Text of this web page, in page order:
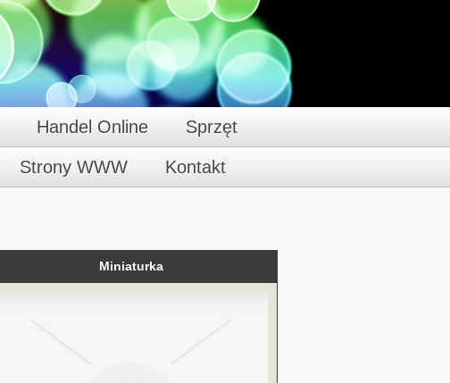
Handel Online Sprzęt
Strony WWW Kontakt
Miniaturka